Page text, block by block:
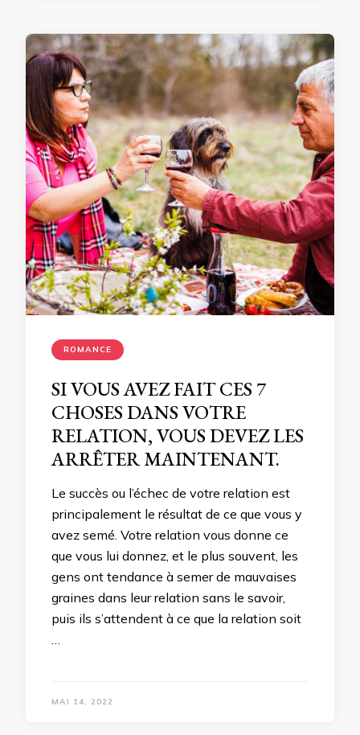
ROMANCE
SI VOUS AVEZ FAIT CES 7
CHOSES DANS VOTRE
RELATION, VOUS DEVEZ LES
ARRÊTER MAINTENANT.
Le succès ou l’échec de votre relation est
principalement le résultat de ce que vous y
avez semé. Votre relation vous donne ce
que vous lui donnez, et le plus souvent, les
gens ont tendance à semer de mauvaises
graines dans leur relation sans le savoir,
puis ils s’attendent à ce que la relation soit
MAI 14, 2022